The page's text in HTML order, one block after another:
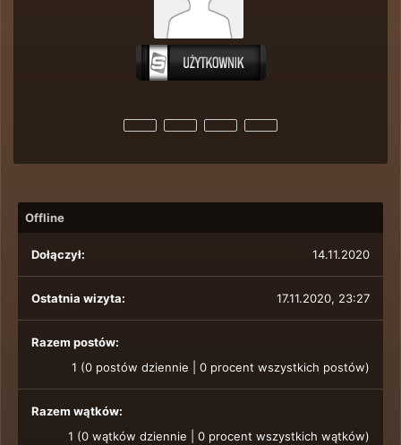
Offline
Dołączył: 14.11.2020
Ostatnia wizyta: 17.11.2020, 23:27
Razem postów:
1 (0 postów dziennie | 0 procent wszystkich postów)
Razem wątków:
1 (0 wątków dziennie | 0 procent wszystkich wątków)